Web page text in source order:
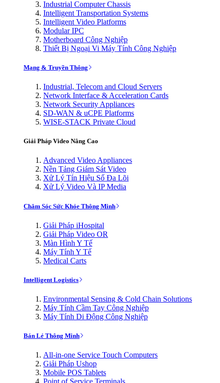
Industrial Computer Chassis
Intelligent Transportation Systems
Intelligent Video Platforms
Modular IPC
Motherboard Công Nghiệp
Thiết Bị Ngoại Vi Máy Tính Công Nghiệp
Mạng & Truyền Thông
Industrial, Telecom and Cloud Servers
Network Interface & Acceleration Cards
Network Security Appliances
SD-WAN & uCPE Platforms
WISE-STACK Private Cloud
Giải Pháp Video Nâng Cao
Advanced Video Appliances
Nền Tảng Giám Sát Video
Xử Lý Tín Hiệu Số Đa Lõi
Xử Lý Video Và IP Media
Chăm Sóc Sức Khỏe Thông Minh
Giải Pháp iHospital
Giải Pháp Video OR
Màn Hình Y Tế
Máy Tính Y Tế
Medical Carts
Intelligent Logistics
Environmental Sensing & Cold Chain Solutions
Máy Tính Cầm Tay Công Nghiệp
Máy Tính Di Động Công Nghiệp
Bán Lẻ Thông Minh
All-in-one Service Touch Computers
Giải Pháp Ushop
Mobile POS Tablets